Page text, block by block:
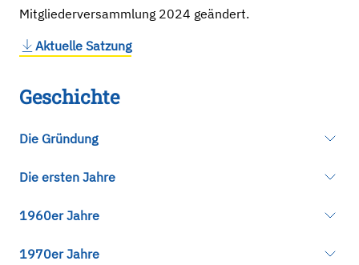
Mitgliederversammlung 2024 geändert.
Aktuelle Satzung
Geschichte
Die Gründung
Die deutsche Unterorganisation der
Europäischen Bewegung
unter dem Namen „Deutscher Rat der
Europäischen Bewegung“ in Wiesbaden gegründet.
Die Europäische Bewegung war nach dem Zweiten
Die ersten Jahre
Der Deutsche Rat der Europäischen Bewegung,
gegründet 1949, bestand aus 246 Mitgliedern
verschiedener politischer Parteien und
1960er Jahre
In den 1960er Jahren wurde die europäische
1970er Jahre